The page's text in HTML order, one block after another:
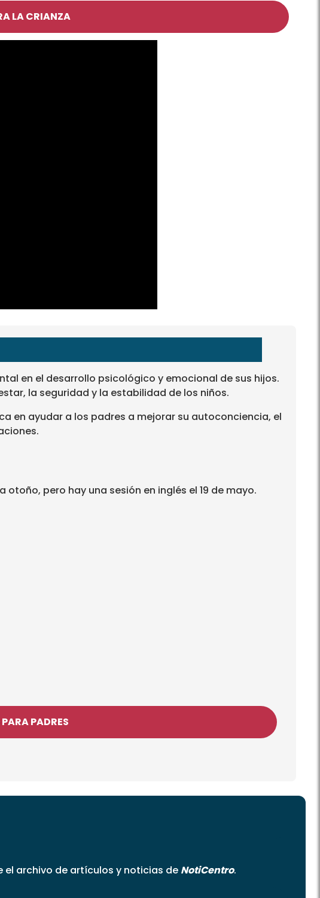
LA CRIANZA
en el desarrollo psicológico y emocional de sus hijos.
la seguridad y la estabilidad de los niños.
en ayudar a los padres a mejorar su autoconciencia, el
pero hay una sesión en inglés el 19 de mayo.
PADRES
el archivo de artículos y noticias de NotiCentro.